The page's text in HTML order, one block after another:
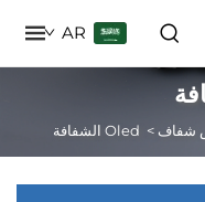
Oled الشفافة